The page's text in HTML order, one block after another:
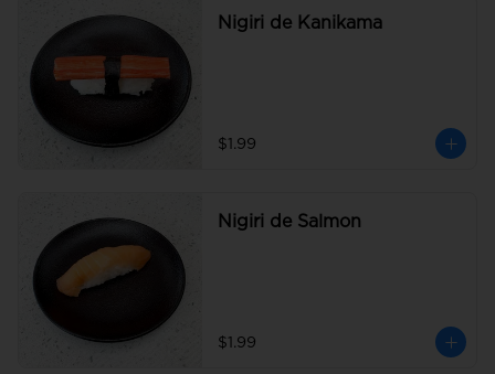
Nigiri de Kanikama
$1.99
Nigiri de Salmon
$1.99